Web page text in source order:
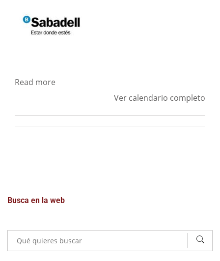
Busca en la web
Read more
Ver calendario completo